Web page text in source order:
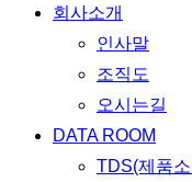
Close 회사소개
인사말
조직도
오시는길
DATA ROOM
TDS(제품